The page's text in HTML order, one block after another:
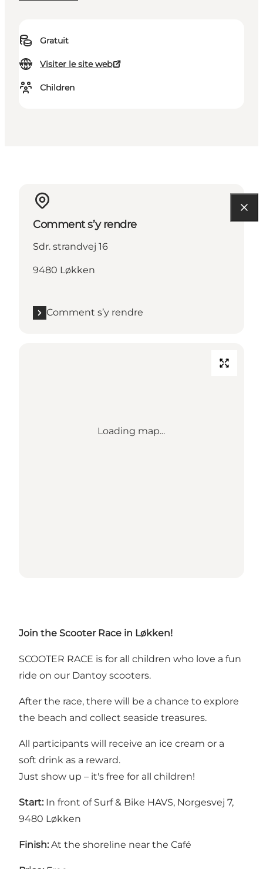
Gratuit
Visiter le site web
Children
Comment s’y rendre
Sdr. strandvej 16
9480 Løkken
Comment s’y rendre
Loading map...
Join the Scooter Race in Løkken!
SCOOTER RACE is for all children who love a fun
ride on our Dantoy scooters.
After the race, there will be a chance to explore
the beach and collect seaside treasures.
All participants will receive an ice cream or a
soft drink as a reward.
Just show up – it's free for all children!
Start: In front of Surf & Bike HAVS, Norgesvej 7,
9480 Løkken
Finish: At the shoreline near the Café